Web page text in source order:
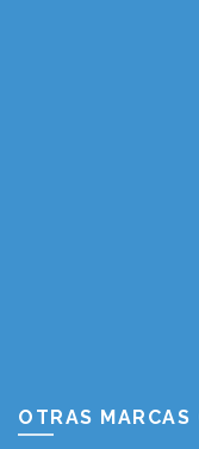
OTRAS